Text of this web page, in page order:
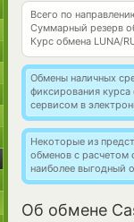
Всего по
Суммарный резерв
Курс обмена LUNA/
Обмены наличных
фиксирования
сервисом в
Некоторые из
обменов с расчетом
наиболее выгодный
Об обмене